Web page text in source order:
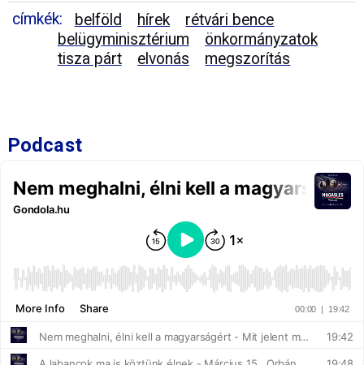
címkék: belföld hírek
rétvári bence
belügyminisztérium
önkormányzatok
tisza párt
elvonás megszorítás
Podcast